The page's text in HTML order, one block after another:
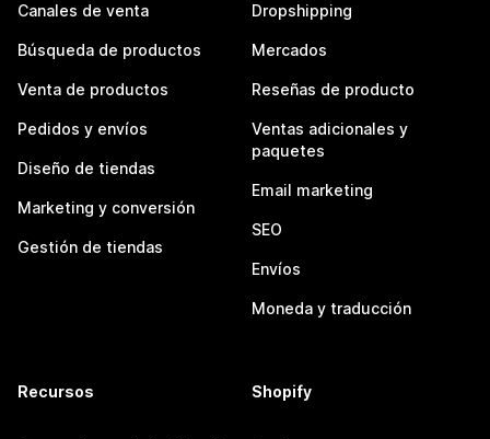
Canales de venta
Búsqueda de productos
Venta de productos
Pedidos y envíos
Diseño de tiendas
Marketing y conversión
Gestión de tiendas
Dropshipping
Mercados
Reseñas de producto
Ventas adicionales y
paquetes
Email marketing
SEO
Envíos
Moneda y traducción
Recursos Shopify